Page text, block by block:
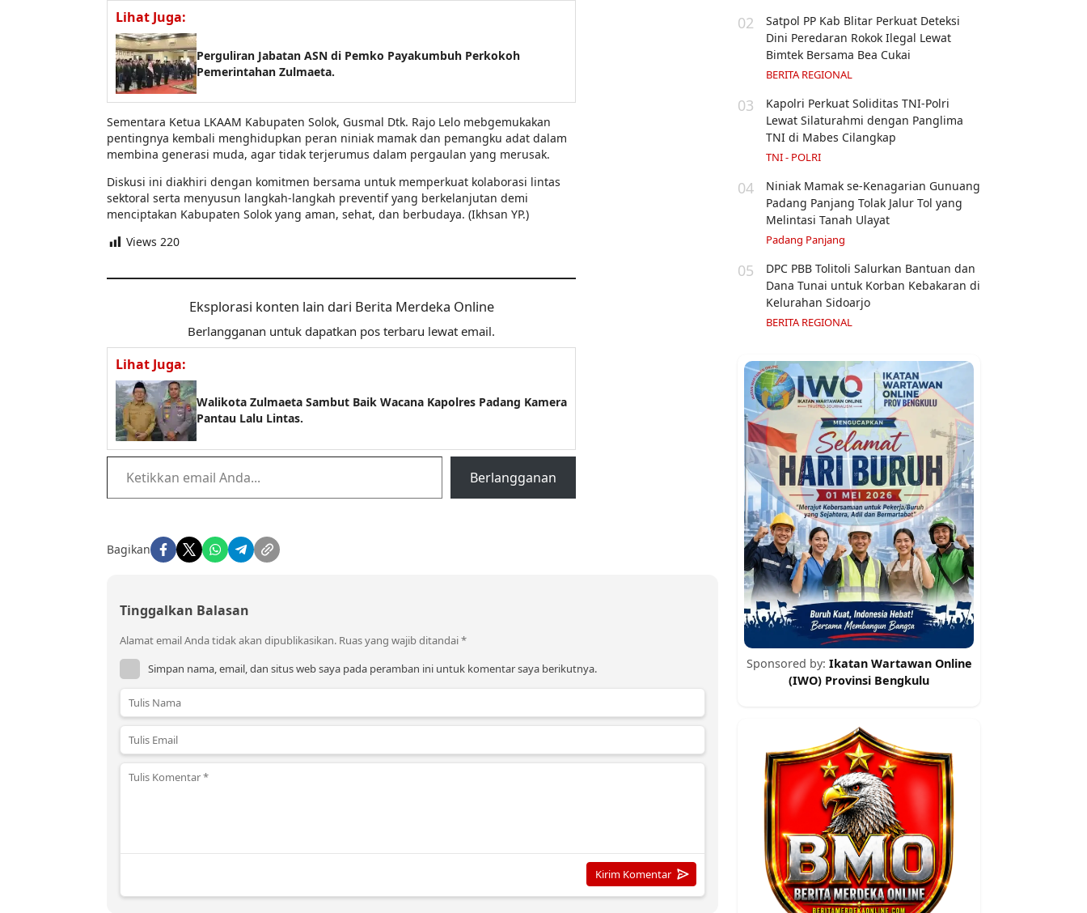
Lihat Juga:
Perguliran Jabatan ASN di Pemko Payakumbuh Perkokoh
Pemerintahan Zulmaeta.
Sementara Ketua LKAAM Kabupaten Solok, Gusmal Dtk. Rajo Lelo mebgemukakan
pentingnya kembali menghidupkan peran niniak mamak dan pemangku adat dalam
membina generasi muda, agar tidak terjerumus dalam pergaulan yang merusak.
Diskusi ini diakhiri dengan komitmen bersama untuk memperkuat kolaborasi lintas
sektoral serta menyusun langkah-langkah preventif yang berkelanjutan demi
menciptakan Kabupaten Solok yang aman, sehat, dan berbudaya. (Ikhsan YP.)
Views 220
Eksplorasi konten lain dari Berita Merdeka Online
Berlangganan untuk dapatkan pos terbaru lewat email.
Lihat Juga:
Walikota Zulmaeta Sambut Baik Wacana Kapolres Padang Kamera
Pantau Lalu Lintas.
Ketikkan email Anda...
Berlangganan
Bagikan
Tinggalkan Balasan
Alamat email Anda tidak akan dipublikasikan. Ruas yang wajib ditandai*
Simpan nama, email, dan situs web saya pada peramban ini untuk komentar saya berikutnya.
02
Satpol PP Kab Blitar Perkuat Deteksi
Dini Peredaran Rokok Ilegal Lewat
Bimtek Bersama Bea Cukai
BERITA REGIONAL
03
Kapolri Perkuat Soliditas TNI-Polri
Lewat Silaturahmi dengan Panglima
TNI di Mabes Cilangkap
TNI - POLRI
04
Niniak Mamak se-Kenagarian Gunuang
Padang Panjang Tolak Jalur Tol yang
Melintasi Tanah Ulayat
Padang Panjang
05
DPC PBB Tolitoli Salurkan Bantuan dan
Dana Tunai untuk Korban Kebakaran di
Kelurahan Sidoarjo
BERITA REGIONAL
Sponsored by: Ikatan Wartawan Online
(IWO) Provinsi Bengkulu